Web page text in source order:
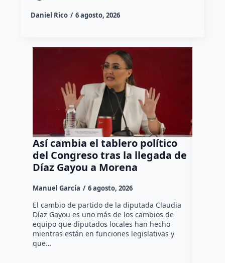
Daniel Rico 6 agosto, 2026
Así cambia el tablero político
del Congreso tras la llegada de
Díaz Gayou a Morena
Manuel García 6 agosto, 2026
El cambio de partido de la diputada Claudia
Díaz Gayou es uno más de los cambios de
equipo que diputados locales han hecho
mientras están en funciones legislativas y
que…